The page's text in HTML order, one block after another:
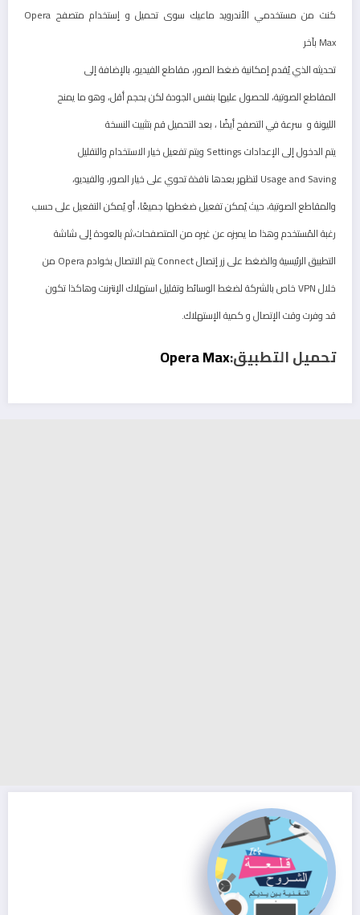
كنت من مستخدمي الأندرويد ماعيك سوى تحميل و إستخدام متصفح Opera
Max بآخر
تحديثه الذي يُقدم إمكانية ضغط الصور، مقاطع الفيديو، بالإضافة إلى
المقاطع الصوتية، للحصول عليها بنفس الجودة لكن بحجم أقل، وهو ما يمنح
الليونة و سرعة في التصفح أيضًا ،بعد التحميل قم بتثبيت النسخة
يتم الدخول إلى الإعدادات Settings ويتم تفعيل خيار الاستخدام والتقليل
Usage and Saving لتظهر بعدها نافذة تحوي على خيار الصور، والفيديو،
والمقاطع الصوتية، حيث يُمكن تفعيل ضغطها جميعًا، أو يُمكن التفعيل على حسب
رغبة المُستخدم وهذا ما يميزه عن غيره من المتصفحات،ثم بالعودة إلى شاشة
التطبيق الرئيسية والضغط على زر إتصال Connect يتم الاتصال بخوادم Opera من
خلال VPN خاص بالشركة لضغط الوسائط وتقليل استهلاك الإنترنت وهاكذا تكون
قد وفرت وقت الإتصال و كمية الإستهلاك.
تحميل التطبيق:Opera Max